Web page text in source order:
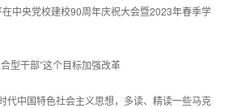
中央党校建校90周年庆祝大会暨2023年春季学
型干部”这个目标加强改革
代中国特色社会主义思想，多读、精读一些马克